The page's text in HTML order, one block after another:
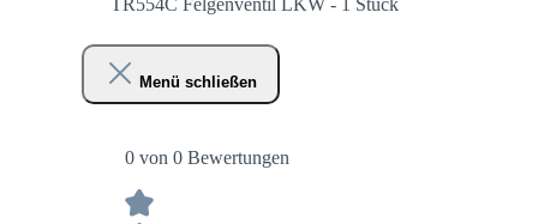
TR554C Felgenventil LKW - 1 Stück
Menü schließen
0 von 0 Bewertungen